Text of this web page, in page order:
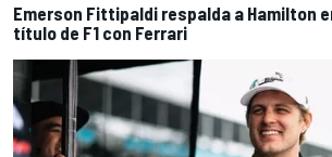
Emerson Fittipaldi respalda a Hamilton
título de F1 con Ferrari